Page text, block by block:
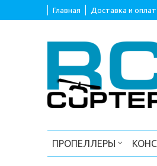
Главная Доставка и
ПРОПЕЛЛЕРЫ